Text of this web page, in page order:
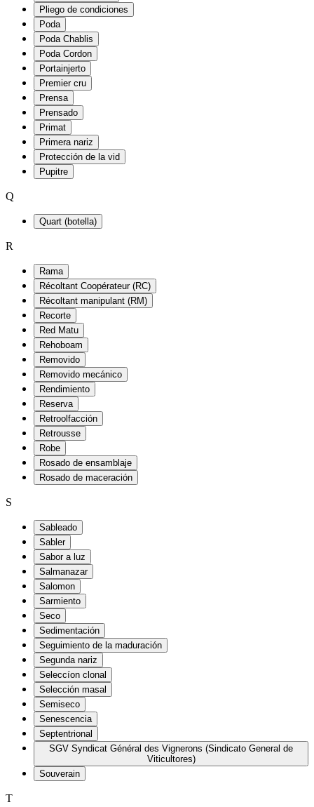
Pliego de condiciones
Poda
Poda Chablis
Poda Cordon
Portainjerto
Premier cru
Prensa
Prensado
Primat
Primera nariz
Protección de la vid
Pupitre
Q
Quart (botella)
R
Rama
Récoltant Coopérateur (RC)
Récoltant manipulant (RM)
Recorte
Red Matu
Rehoboam
Removido
Removido mecánico
Rendimiento
Reserva
Retroolfacción
Retrousse
Robe
Rosado de ensamblaje
Rosado de maceración
S
Sableado
Sabler
Sabor a luz
Salmanazar
Salomon
Sarmiento
Seco
Sedimentación
Seguimiento de la maduración
Segunda nariz
Seleccíon clonal
Selección masal
Semiseco
Senescencia
Septentrional
SGV Syndicat Général des Vignerons (Sindicato General de
Viticultores)
Souverain
T